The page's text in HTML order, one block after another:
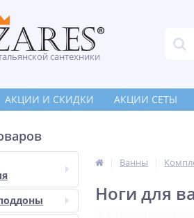
сантехники
АКЦИИ И СКИДКИ АКЦИИ СЕТЫ
Ванны
Ноги для